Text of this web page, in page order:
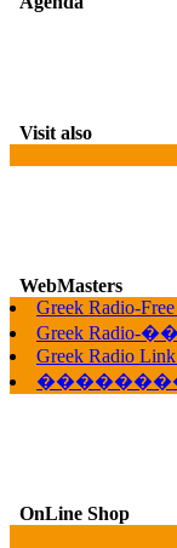
Visit also
WebMasters
Greek Radio-
Greek
Greek Radio
OnLine Shop